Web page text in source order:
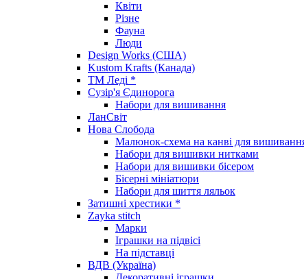
Квіти
Різне
Фауна
Люди
Design Works (США)
Kustom Krafts (Канада)
ТМ Леді *
Сузір'я Єдинорога
Набори для вишивання
ЛанСвіт
Нова Слобода
Малюнок-схема на канві для
Набори для вишивки нитками
Набори для вишивки бісером
Бісерні мініатюри
Набори для шиття ляльок
Затишні хрестики *
Zayka stitch
Марки
Іграшки на підвісі
На підставці
ВДВ (Україна)